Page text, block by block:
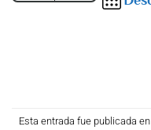
Esta entrada fue publicada en